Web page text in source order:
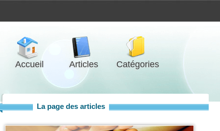
Accueil Articles Catégories
La page des articles